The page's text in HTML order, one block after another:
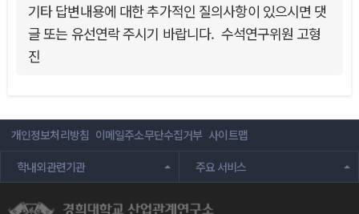
기타 답변내용에 대한 추가적인 질의사항이 있으시면 댓
글 또는 유선연락 주시기 바랍니다. 수석연구위원 고형
진
개인정보처리방침 이메일주소무단수집거부 사이트맵
학내외관련기관
주요 서비스